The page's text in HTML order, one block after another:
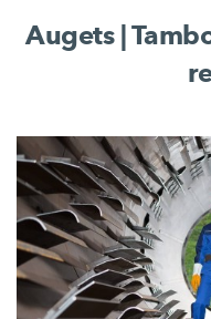
Augets |